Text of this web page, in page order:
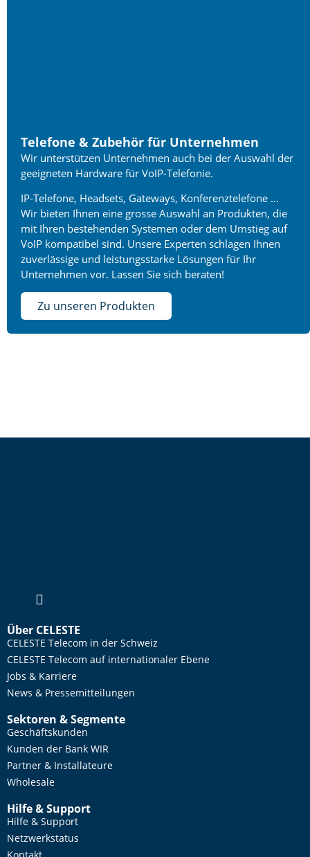
Telefone & Zubehör für Unternehmen
Wir unterstützen Unternehmen auch bei der Auswahl der
geeigneten Hardware für VoIP-Telefonie.
IP-Telefone, Headsets, Gateways, Konferenztelefone …
Wir bieten Ihnen eine grosse Auswahl an Produkten, die
mit Ihren bestehenden Systemen oder dem Umstieg auf
VoIP kompatibel sind. Unsere Experten schlagen Ihnen
zuverlässige und leistungsstarke Lösungen für Ihr
Unternehmen vor. Lassen Sie sich beraten!
Zu unseren Produkten
Über CELESTE
CELESTE Telecom in der Schweiz
CELESTE Telecom auf internationaler Ebene
Jobs & Karriere
News & Pressemitteilungen
Sektoren & Segmente
Geschäftskunden
Kunden der Bank WIR
Partner & Installateure
Wholesale
Hilfe & Support
Hilfe & Support
Netzwerkstatus